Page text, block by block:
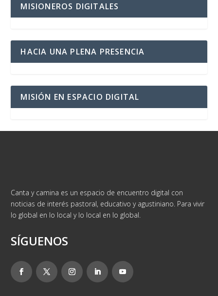
MISIONEROS DIGITALES
HACIA UNA PLENA PRESENCIA
MISIÓN EN ESPACIO DIGITAL
Canta y camina es un espacio de encuentro digital con
noticias de interés pastoral, educativo y agustiniano. Para vivir
lo global en lo local y lo local en lo global.
SÍGUENOS